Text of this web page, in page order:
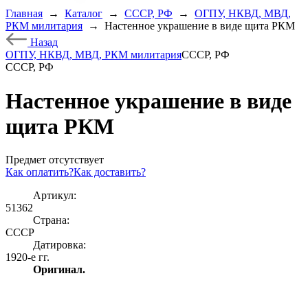
Главная → Каталог → СССР, РФ →
ОГПУ, НКВД, МВД,
РКМ милитария
→
Настенное украшение в виде щита РКМ
Назад
ОГПУ, НКВД, МВД, РКМ милитарияСССР, РФ
СССР, РФ
Настенное украшение в виде
щита РКМ
Предмет отсутствует
Как оплатить?Как доставить?
Артикул:
51362
Страна:
СССР
Датировка:
1920-е гг.
Оригинал.